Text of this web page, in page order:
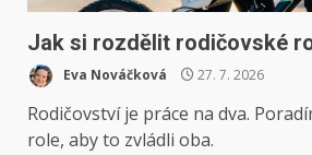
Jak si rozdělit rodičovské
Eva Nováčková 27. 7. 2026
Rodičovství je práce na dva.
role, aby to zvládli oba.